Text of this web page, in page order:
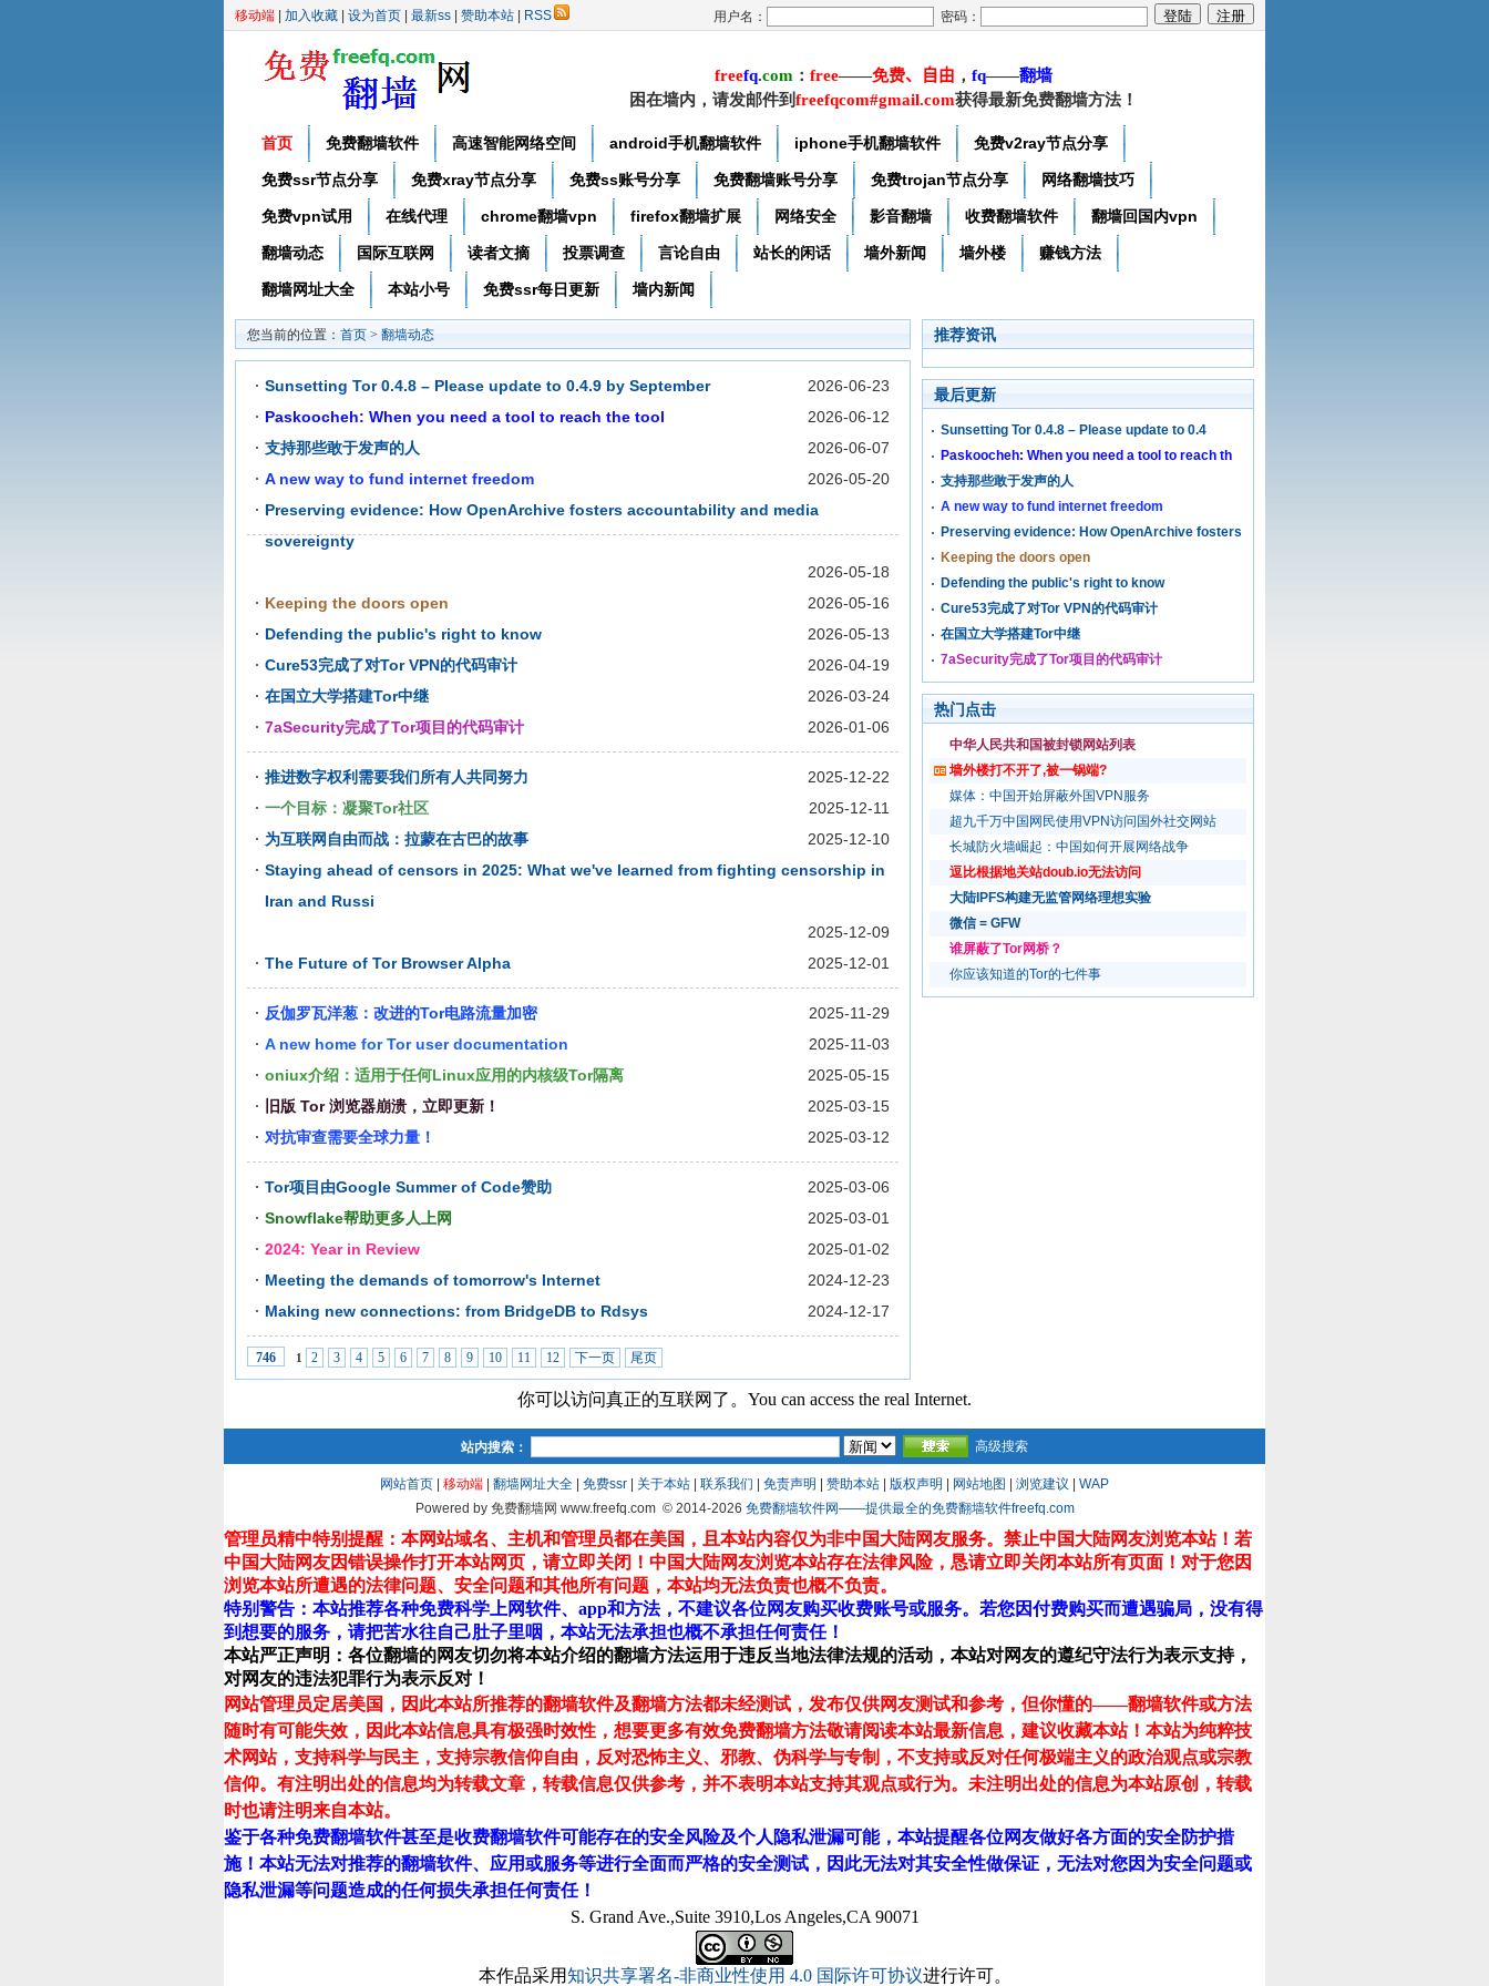
移动端 加入收藏 设为首页 最新ss 赞助本站 RSS 用户名： 密码：
freefq.com ： free——免费、自由 ， fq——翻墙
困在墙内，请发邮件到freefqcom#gmail.com获得最新免费翻墙方法！
首页 免费翻墙软件 高速智能网络空间 android手机翻墙软件 iphone手机翻墙软件 免费v2ray节点分享
免费ssr节点分享 免费xray节点分享 免费ss账号分享 免费翻墙账号分享 免费trojan节点分享 网络翻墙技巧
免费vpn试用 在线代理 chrome翻墙vpn firefox翻墙扩展 网络安全 影音翻墙 收费翻墙软件 翻墙回国内vpn
翻墙动态 国际互联网 读者文摘 投票调查 言论自由 站长的闲话 墙外新闻 墙外楼 赚钱方法
翻墙网址大全 本站小号 免费ssr每日更新 墙内新闻
您当前的位置： 首页 > 翻墙动态
Sunsetting Tor 0.4.8 – Please update to 0.4.9 by September
2026-06-23
Paskoocheh: When you need a tool to reach the tool
2026-06-12
支持那些敢于发声的人
2026-06-07
A new way to fund internet freedom
2026-05-20
Preserving evidence: How OpenArchive fosters accountability and media
sovereignty
2026-05-18
Keeping the doors open
2026-05-16
Defending the public's right to know
2026-05-13
Cure53完成了对Tor VPN的代码审计
2026-04-19
在国立大学搭建Tor中继
2026-03-24
7aSecurity完成了Tor项目的代码审计
2026-01-06
推进数字权利需要我们所有人共同努力
2025-12-22
一个目标：凝聚Tor社区
2025-12-11
为互联网自由而战：拉蒙在古巴的故事
2025-12-10
Staying ahead of censors in 2025: What we've learned from fighting censorship in
Iran and Russi
2025-12-09
The Future of Tor Browser Alpha
2025-12-01
反伽罗瓦洋葱：改进的Tor电路流量加密
2025-11-29
A new home for Tor user documentation
2025-11-03
oniux介绍：适用于任何Linux应用的内核级Tor隔离
2025-05-15
旧版 Tor 浏览器崩溃，立即更新！
2025-03-15
对抗审查需要全球力量！
2025-03-12
Tor项目由Google Summer of Code赞助
2025-03-06
Snowflake帮助更多人上网
2025-03-01
2024: Year in Review
2025-01-02
Meeting the demands of tomorrow's Internet
2024-12-23
Making new connections: from BridgeDB to Rdsys
2024-12-17
746 1 2 3 4 5 6 7 8 9 10 11 12 下一页 尾页
推荐资讯
最后更新
Sunsetting Tor 0.4.8 – Please update to 0.4
Paskoocheh: When you need a tool to reach th
支持那些敢于发声的人
A new way to fund internet freedom
Preserving evidence: How OpenArchive fosters
Keeping the doors open
Defending the public's right to know
Cure53完成了对Tor VPN的代码审计
在国立大学搭建Tor中继
7aSecurity完成了Tor项目的代码审计
热门点击
中华人民共和国被封锁网站列表
墙外楼打不开了,被一锅端?
媒体：中国开始屏蔽外国VPN服务
超九千万中国网民使用VPN访问国外社交网站
长城防火墙崛起：中国如何开展网络战争
逗比根据地关站doub.io无法访问
大陆IPFS构建无监管网络理想实验
微信 = GFW
谁屏蔽了Tor网桥？
你应该知道的Tor的七件事
你可以访问真正的互联网了。You can access the real Internet.
站内搜索： 高级搜索
网站首页 移动端 翻墙网址大全 免费ssr 关于本站 联系我们 免责声明 赞助本站 版权声明 网站地图 浏览建议
WAP
Powered by 免费翻墙网 www.freefq.com© 2014-2026 免费翻墙软件网——提供最全的免费翻墙软件freefq.com
管理员精中特别提醒：本网站域名、主机和管理员都在美国，且本站内容仅为非中国大陆网友服务。禁止中国大陆网友浏览本站！若
中国大陆网友因错误操作打开本站网页，请立即关闭！中国大陆网友浏览本站存在法律风险，恳请立即关闭本站所有页面！对于您因
浏览本站所遭遇的法律问题、安全问题和其他所有问题，本站均无法负责也概不负责。
特别警告：本站推荐各种免费科学上网软件、app和方法，不建议各位网友购买收费账号或服务。若您因付费购买而遭遇骗局，没有得
到想要的服务，请把苦水往自己肚子里咽，本站无法承担也概不承担任何责任！
本站严正声明：各位翻墙的网友切勿将本站介绍的翻墙方法运用于违反当地法律法规的活动，本站对网友的遵纪守法行为表示支持，
对网友的违法犯罪行为表示反对！
网站管理员定居美国，因此本站所推荐的翻墙软件及翻墙方法都未经测试，发布仅供网友测试和参考，但你懂的——翻墙软件或方法
随时有可能失效，因此本站信息具有极强时效性，想要更多有效免费翻墙方法敬请阅读本站最新信息，建议收藏本站！ 本站为纯粹技
术网站，支持科学与民主，支持宗教信仰自由，反对恐怖主义、邪教、伪科学与专制，不支持或反对任何极端主义的政治观点或宗教
信仰。有注明出处的信息均为转载文章，转载信息仅供参考，并不表明本站支持其观点或行为。未注明出处的信息为本站原创，转载
时也请注明来自本站。
鉴于各种免费翻墙软件甚至是收费翻墙软件可能存在的安全风险及个人隐私泄漏可能，本站提醒各位网友做好各方面的安全防护措
施！本站无法对推荐的翻墙软件、应用或服务等进行全面而严格的安全测试，因此无法对其安全性做保证，无法对您因为安全问题或
隐私泄漏等问题造成的任何损失承担任何责任！
S. Grand Ave.,Suite 3910,Los Angeles,CA 90071
本作品采用知识共享署名-非商业性使用 4.0 国际许可协议进行许可。